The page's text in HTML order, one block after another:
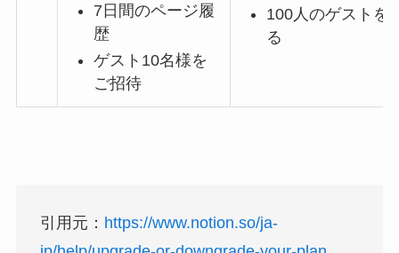
7日間のページ履
歴
ゲスト10名様を
ご招待
100人のゲストを
る
引用元： https://www.notion.so/ja-